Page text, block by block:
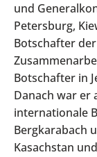
und
Petersburg,
Botschafter
Botschafter in
Danach war er
internationale
Bergkarabach
Kasachstan